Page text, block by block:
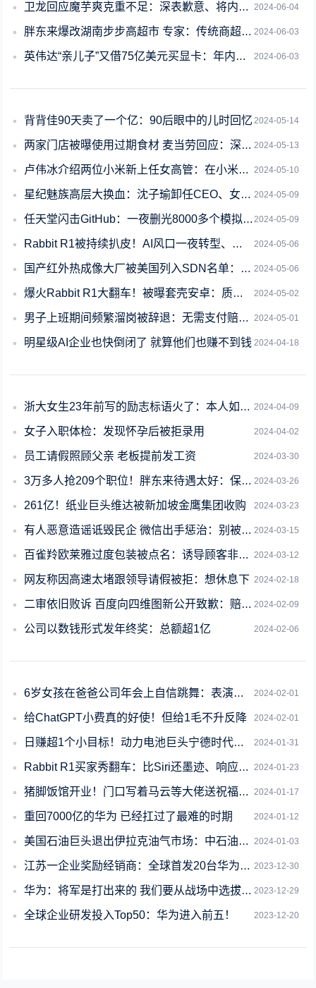
2024-06-04
卫龙回应魔芋爽克重不足：深表歉意、将内部自查
2024-06-03
胖东来爆改湖南步步高超市 专家：传统商超需要转型了
2024-06-03
英伟达“亲儿子”又借75亿美元买显卡：年内造14个数据中心
2024-05-14
背背佳90天卖了一个亿：90后眼中的儿时回忆
2024-05-13
两家门店被曝使用过期食材 麦当劳回应：深表歉意
2024-05-10
卢伟冰介绍两位小米新上任女高管：在小米遇困难时都会挺身而出
2024-05-09
星纪魅族高层大换血：沈子瑜卸任CEO、女强人苏静接棒
2024-05-09
任天堂闪击GitHub：一夜删光8000多个模拟器代码仓库！
2024-05-06
Rabbit R1被持续扒皮！AI风口一夜转型、动作大模型也是套壳
2024-05-06
国产红外热成像大厂被美国列入SDN名单：官方回应
2024-05-02
爆火Rabbit R1大翻车！被曝套壳安卓：质疑者IP已遭屏蔽
2024-05-01
男子上班期间频繁溜岗被辞退：无需支付赔偿金
2024-04-18
明星级AI企业也快倒闭了 就算他们也赚不到钱
2024-04-09
浙大女生23年前写的励志标语火了：本人如今已是知名企业家
2024-04-02
女子入职体检：发现怀孕后被拒录用
2024-03-30
员工请假照顾父亲 老板提前发工资
2024-03-26
3万多人抢209个职位！胖东来待遇太好：保洁员最高年薪能拿50万
2024-03-23
261亿！纸业巨头维达被新加坡金鹰集团收购
2024-03-15
有人恶意造谣诋毁民企 微信出手惩治：别被挑唆对立
2024-03-12
百雀羚欧莱雅过度包装被点名：诱导顾客非理性消费
2024-02-18
网友称因高速太堵跟领导请假被拒：想休息下
2024-02-09
二审依旧败诉 百度向四维图新公开致歉：赔偿6450万
2024-02-06
公司以数钱形式发年终奖：总额超1亿
2024-02-01
6岁女孩在爸爸公司年会上自信跳舞：表演落落大方
2024-02-01
给ChatGPT小费真的好使！但给1毛不升反降
2024-01-31
日赚超1个小目标！动力电池巨头宁德时代发布2023年业绩预告
2024-01-23
Rabbit R1买家秀翻车：比Siri还墨迹、响应速度远不及发布
2024-01-17
猪脚饭馆开业！门口写着马云等大佬送祝福：商家自称是“噱头”
2024-01-12
重回7000亿的华为 已经扛过了最难的时期
2024-01-03
美国石油巨头退出伊拉克油气市场：中石油接手操盘当地超大油田
2023-12-30
江苏一企业奖励经销商：全球首发20台华为问界M9被包圆！
2023-12-29
华为：将军是打出来的 我们要从战场中选拔干部
2023-12-20
全球企业研发投入Top50：华为进入前五！